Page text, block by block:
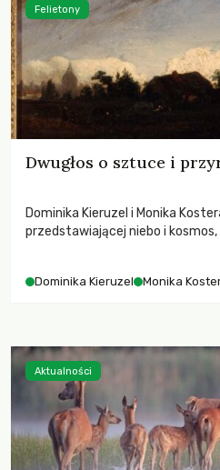
Dwugłos o sztuce i
Dominika Kieruzel i Monika
przedstawiającej niebo i
Dominika Kieruzel Monika
Felietony
Aktualności